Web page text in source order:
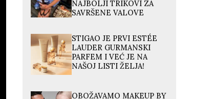
NAJBOLJI TRIKOVI ZA
SAVRŠENE VALOVE
STIGAO JE PRVI ESTÉE
LAUDER GURMANSKI
PARFEM I VEĆ JE NA
NAŠOJ LISTI ŽELJA!
OBOŽAVAMO MAKEUP BY